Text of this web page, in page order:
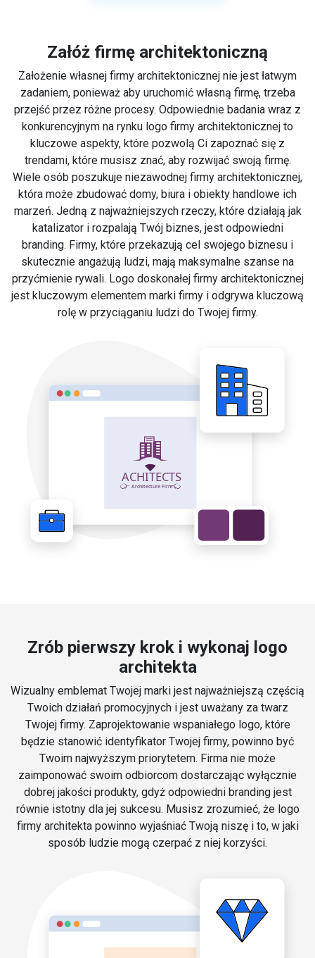
Załóż firmę architektoniczną
Założenie własnej firmy architektonicznej nie jest łatwym
zadaniem, ponieważ aby uruchomić własną firmę, trzeba
przejść przez różne procesy. Odpowiednie badania wraz z
konkurencyjnym na rynku logo firmy architektonicznej to
kluczowe aspekty, które pozwolą Ci zapoznać się z
trendami, które musisz znać, aby rozwijać swoją firmę.
Wiele osób poszukuje niezawodnej firmy architektonicznej,
która może zbudować domy, biura i obiekty handlowe ich
marzeń. Jedną z najważniejszych rzeczy, które działają jak
katalizator i rozpalają Twój biznes, jest odpowiedni
branding. Firmy, które przekazują cel swojego biznesu i
skutecznie angażują ludzi, mają maksymalne szanse na
przyćmienie rywali. Logo doskonałej firmy architektonicznej
jest kluczowym elementem marki firmy i odgrywa kluczową
rolę w przyciąganiu ludzi do Twojej firmy.
Zrób pierwszy krok i wykonaj logo
architekta
Wizualny emblemat Twojej marki jest najważniejszą częścią
Twoich działań promocyjnych i jest uważany za twarz
Twojej firmy. Zaprojektowanie wspaniałego logo, które
będzie stanowić identyfikator Twojej firmy, powinno być
Twoim najwyższym priorytetem. Firma nie może
zaimponować swoim odbiorcom dostarczając wyłącznie
dobrej jakości produkty, gdyż odpowiedni branding jest
równie istotny dla jej sukcesu. Musisz zrozumieć, że logo
firmy architekta powinno wyjaśniać Twoją niszę i to, w jaki
sposób ludzie mogą czerpać z niej korzyści.